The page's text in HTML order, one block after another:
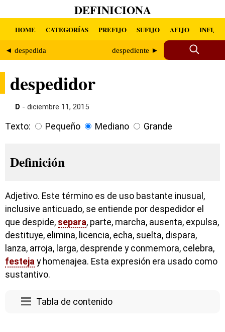
DEFINICIONA
HOME CATEGORÍAS PREFIJO SUFIJO AFIJO INFIJO
◄ despedida despediente ►
despedidor
D - diciembre 11, 2015
Texto: Pequeño Mediano Grande
Definición
Adjetivo. Este término es de uso bastante inusual,
inclusive anticuado, se entiende por despedidor el
que despide, separa, parte, marcha, ausenta, expulsa,
destituye, elimina, licencia, echa, suelta, dispara,
lanza, arroja, larga, desprende y conmemora, celebra,
festeja y homenajea. Esta expresión era usado como
sustantivo.
Tabla de contenido